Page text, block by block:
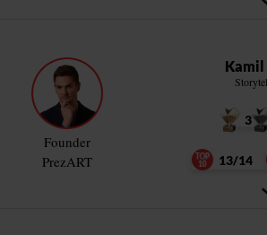
Founder
PrezART
Kamil
3
13/14